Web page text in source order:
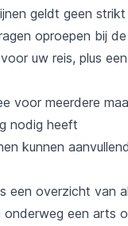
geldt geen
oproepen bij
uw reis, plus
voor meerdere
nodig heeft
kunnen
een overzicht van
onderweg een arts